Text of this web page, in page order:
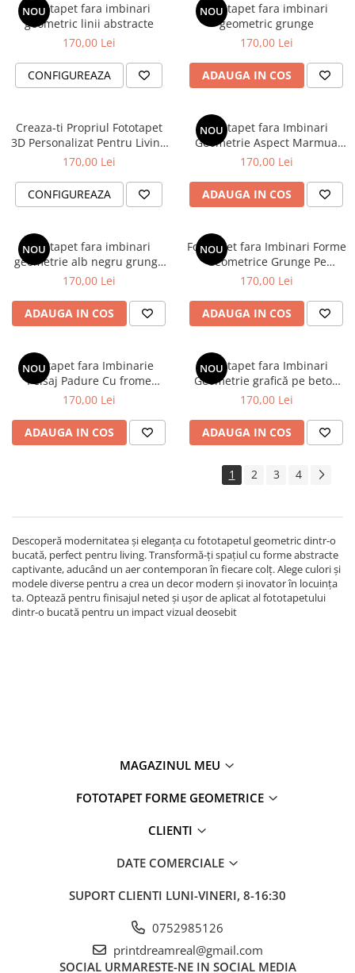
NOU
Fototapet fara imbinari
geometric linii abstracte
170,00 Lei
CONFIGUREAZA
NOU
Fototapet fara imbinari
geometric grunge
170,00 Lei
ADAUGA IN COS
Creaza-ti Propriul Fototapet
3D Personalizat Pentru Living
Dormitor Sau Camera
170,00 Lei
CONFIGUREAZA
NOU
Fototapet fara Imbinari
Geometrie Aspect Marmua
Lemn
170,00 Lei
ADAUGA IN COS
NOU
Fototapet fara imbinari
geometrie alb negru grunge
beton
170,00 Lei
ADAUGA IN COS
NOU
Fototapet fara Imbinari Forme
Geometrice Grunge Pe
Textura De Ciment
170,00 Lei
ADAUGA IN COS
NOU
Fototapet fara Imbinarie
Peisaj Padure Cu frome
Geometrice Grunge pe
170,00 Lei
ADAUGA IN COS
NOU
Fototapet fara Imbinari
Geometrie grafică pe beton
grunge
170,00 Lei
ADAUGA IN COS
1 2 3 4
Descoperă modernitatea și eleganța cu fototapetul geometric dintr-o
bucată, perfect pentru living. Transformă-ți spațiul cu forme abstracte
captivante, aducând un aer contemporan în fiecare colț. Alege culori și
modele diverse pentru a crea un decor modern și inovator în locuința
ta. Optează pentru finisajul neted și ușor de aplicat al fototapetului
dintr-o bucată pentru un impact vizual deosebit
MAGAZINUL MEU
FOTOTAPET FORME GEOMETRICE
CLIENTI
DATE COMERCIALE
SUPORT CLIENTI LUNI-VINERI, 8-16:30
0752985126
printdreamreal@gmail.com
SOCIAL URMARESTE-NE IN SOCIAL MEDIA